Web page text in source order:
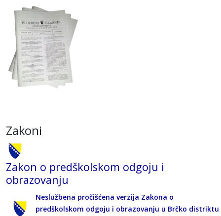
Zakoni
Zakon o predškolskom odgoju i
obrazovanju
Neslužbena pročišćena verzija Zakona o
predškolskom odgoju i obrazovanju u Brčko distriktu